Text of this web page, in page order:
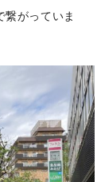
繋がっていま